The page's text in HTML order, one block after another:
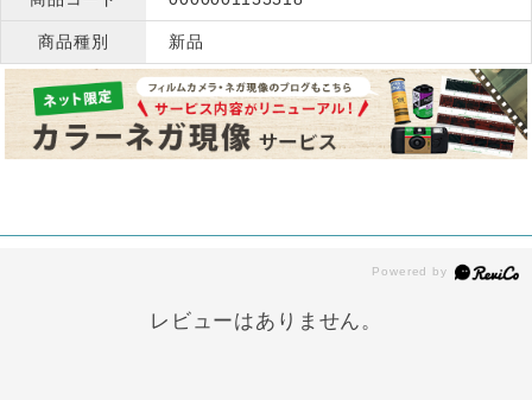
商品種別 新品
レビューはありません。